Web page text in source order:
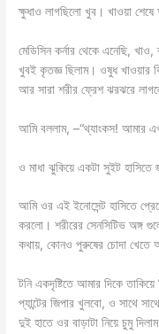
ক্ষুধাও লাগছিলো খুব। খাওয়া
মেডিসিন কর্নার থেকে এনেছি,
খুবই কৃতজ্ঞ ছিলাম। ওষুধ খাওয়ার
আর সারা শরীর ফ্রেশ ঝরঝরে
আমি বললাম, –“থ্যাংকস! আমার
ও মাধা ঝুকিয়ে একটা সুইট হাসিতে
আমি ওর এই ইনোসেন্ট হাসিতে
করলো। শরীরের সেনসিটিভ অঙ্গ
কথায়, কোনও পুরুষের চোদা খেতে
টনি একদৃষ্টিতে আমার দিকে
প্যান্টের জিপার খুলবো, ও সাথে
দুই হাতে ওর বাড়াটা নিয়ে চুমু